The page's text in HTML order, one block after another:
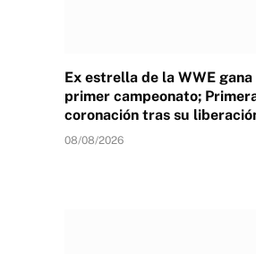
Ex estrella de la WWE gana
primer campeonato;
coronación tras su
08/08/2026